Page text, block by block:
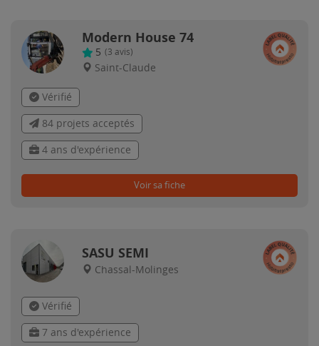
Modern House 74
5 (3 avis)
Saint-Claude
Vérifié
84 projets acceptés
4 ans d'expérience
Voir sa fiche
SASU SEMI
Chassal-Molinges
Vérifié
7 ans d'expérience